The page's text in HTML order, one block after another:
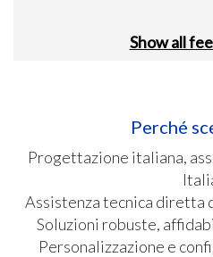
Show all
Perché
Progettazione italiana,
Assistenza tecnica diretta
Soluzioni robuste,
Personalizzazione e